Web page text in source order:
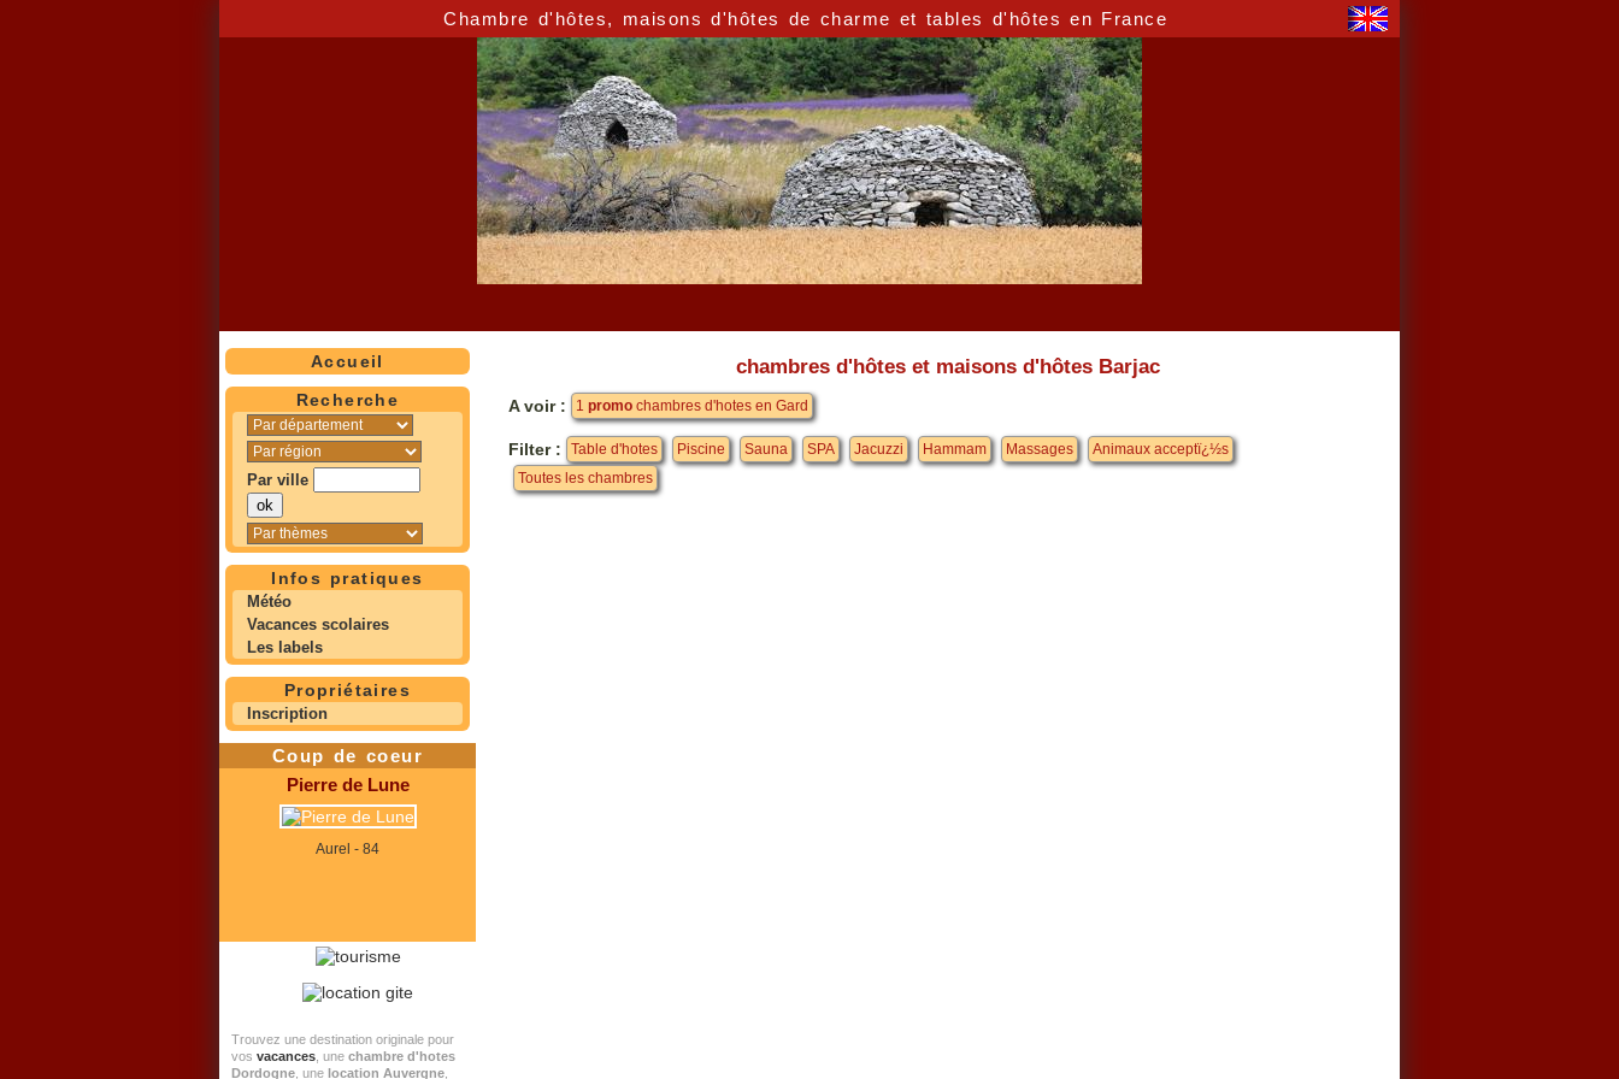
Chambre d'hôtes, maisons d'hôtes de charme et tables d'hôtes en France
Accueil
Recherche
Par ville
Infos pratiques
Météo
Vacances scolaires
Les labels
Propriétaires
Inscription
Coup de coeur
Pierre de Lune
Aurel - 84
Trouvez une destination originale pour
vos vacances , une chambre d'hotes
Dordogne , une location Auvergne
chambres d'hôtes et maisons d'hôtes Barjac
A voir : 1 promo chambres d'hotes en Gard
Filter : Table d'hotes Piscine Sauna SPA Jacuzzi Hammam Massages
Animaux acceptï¿½s
Toutes les chambres